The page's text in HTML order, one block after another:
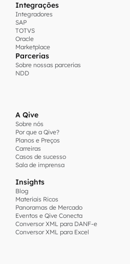
Integrações
Integradores
SAP
TOTVS
Oracle
Marketplace
Parcerias
Sobre nossas parcerias
NDD
A Qive
Sobre nós
Por que a Qive?
Planos e Preços
Carreiras
Casos de sucesso
Sala de imprensa
Insights
Blog
Materiais Ricos
Panoramas de Mercado
Eventos e Qive Conecta
Conversor XML para DANF-e
Conversor XML para Excel